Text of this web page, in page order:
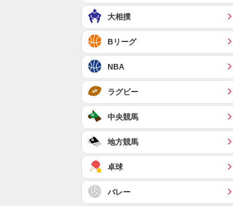
大相撲
Bリーグ
NBA
ラグビー
中央競馬
地方競馬
卓球
バレー